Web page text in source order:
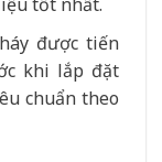
được tiến
khi lắp đặt
chuẩn theo